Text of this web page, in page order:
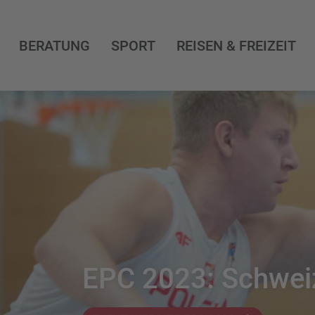
BERATUNG SPORT REISEN & FREIZEIT
EPC 2023: